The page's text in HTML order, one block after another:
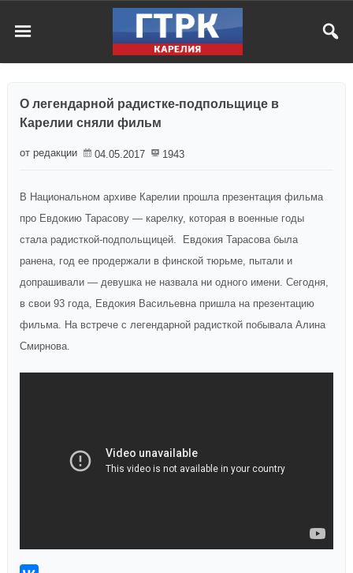
О легендарной радистке-подпольщице в
Карелии сняли фильм
от редакции 04.05.2017 1943
В Национальном архиве Карелии прошла презентация фильма
про Евдокию Тарасову — карелку, которая в военные годы
стала радисткой-подпольщицей. Евдокия Тарасова была
ранена, год ее продержали в финской тюрьме, пытали и
допрашивали — девушка не назвала ни одного имени. Сегодня,
в свои 93 года, Евдокия Васильевна пришла на презентацию
фильма. На встрече с легендарной радисткой побывала Алина
Смирнова.